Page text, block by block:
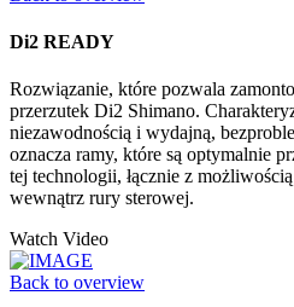
Di2 READY
Rozwiązanie, które pozwala
przerzutek Di2 Shimano.
niezawodnością i wydajną,
oznacza ramy, które są optymalnie
tej technologii, łącznie z
wewnątrz rury sterowej.
Watch Video
Back to overview